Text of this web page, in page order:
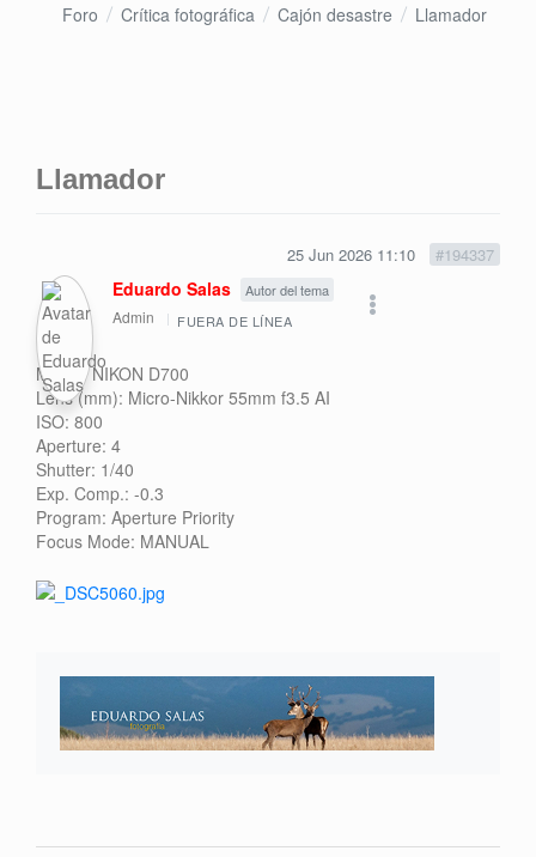
Foro Crítica fotográfica Cajón desastre Llamador
Llamador
25 Jun 2026 11:10 #194337
Eduardo Salas Autor del tema
Admin FUERA DE LÍNEA
Model: NIKON D700
Lens (mm): Micro-Nikkor 55mm f3.5 AI
ISO: 800
Aperture: 4
Shutter: 1/40
Exp. Comp.: -0.3
Program: Aperture Priority
Focus Mode: MANUAL